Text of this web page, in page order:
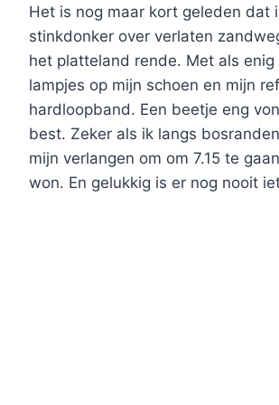
Het is nog maar kort geleden dat
stinkdonker over verlaten
het platteland rende. Met als enig
lampjes op mijn schoen en mijn
hardloopband. Een beetje eng
best. Zeker als ik langs
mijn verlangen om om 7.15 te
won. En gelukkig is er nog nooit